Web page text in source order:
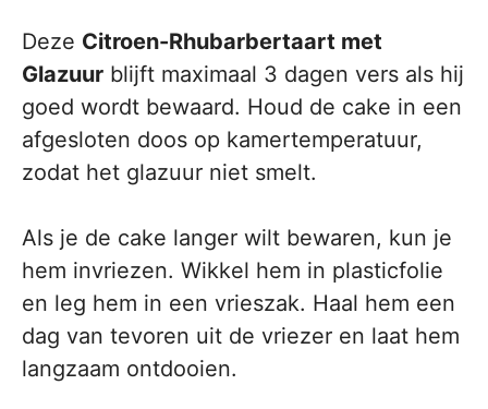
Deze Citroen-Rhubarbertaart met
Glazuur blijft maximaal 3 dagen vers als hij
goed wordt bewaard. Houd de cake in een
afgesloten doos op kamertemperatuur,
zodat het glazuur niet smelt.
Als je de cake langer wilt bewaren, kun je
hem invriezen. Wikkel hem in plasticfolie
en leg hem in een vrieszak. Haal hem een
dag van tevoren uit de vriezer en laat hem
langzaam ontdooien.